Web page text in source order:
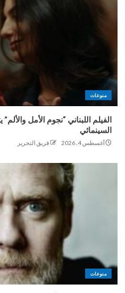
منوعات
الفيلم اللبناني “نجوم الأمل
السينمائي
أغسطس 4, 2026 فريق التحرير
منوعات